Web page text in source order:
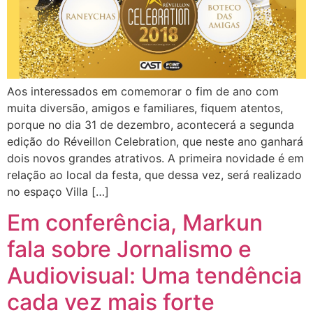
Aos interessados em comemorar o fim de ano com
muita diversão, amigos e familiares, fiquem atentos,
porque no dia 31 de dezembro, acontecerá a segunda
edição do Réveillon Celebration, que neste ano ganhará
dois novos grandes atrativos. A primeira novidade é em
relação ao local da festa, que dessa vez, será realizado
no espaço Villa […]
Em conferência, Markun
fala sobre Jornalismo e
Audiovisual: Uma tendência
cada vez mais forte